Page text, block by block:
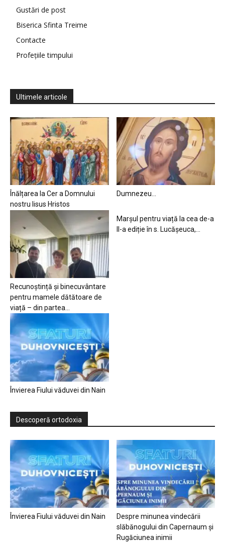
Gustări de post
Biserica Sfinta Treime
Contacte
Profețiile timpului
Ultimele articole
Înălțarea la Cer a Domnului
nostru Iisus Hristos
Dumnezeu…
Recunoștință și binecuvântare
pentru mamele dătătoare de
viață – din partea...
Marșul pentru viață la cea de-a
II-a ediție în s. Lucășeuca,...
Învierea Fiului văduvei din Nain
Descoperă ortodoxia
Învierea Fiului văduvei din Nain
Despre minunea vindecării
slăbănogului din Capernaum și
Rugăciunea inimii